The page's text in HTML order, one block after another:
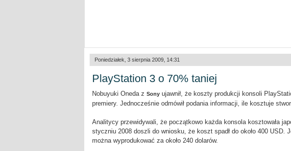
Poniedziałek, 3 sierpnia 2009, 14:31
PlayStation 3 o 70% taniej
Nobuyuki Oneda z Sony ujawnił, że koszty produkcji konsoli
premiery. Jednocześnie odmówił podania informacji, ile kosztuje
Analitycy przewidywali, że początkowo każda konsola kosztowała
styczniu 2008 doszli do wniosku, że koszt spadł do około 400 USD.
można wyprodukować za około 240 dolarów.